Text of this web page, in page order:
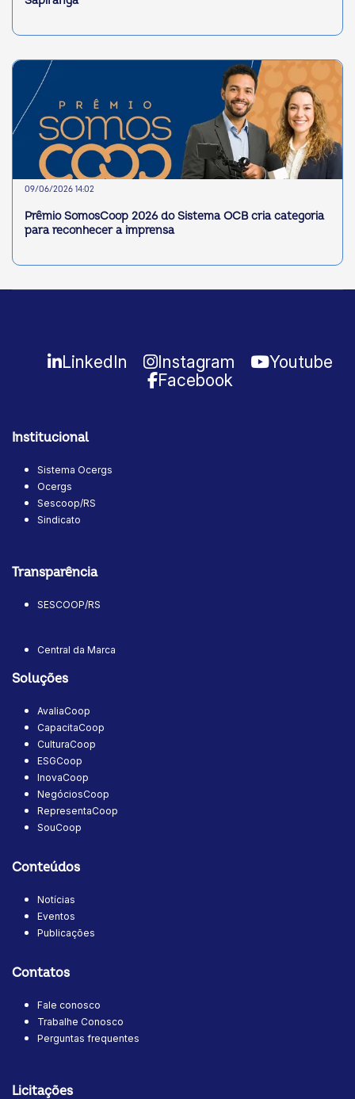
09/06/2026 14:02
Prêmio SomosCoop 2026 do Sistema OCB cria categoria
para reconhecer a imprensa
LinkedIn Instagram
Youtube
Facebook
Institucional
Sistema Ocergs
Ocergs
Sescoop/RS
Sindicato
Transparência
SESCOOP/RS
Central da Marca
Soluções
AvaliaCoop
CapacitaCoop
CulturaCoop
ESGCoop
InovaCoop
NegóciosCoop
RepresentaCoop
SouCoop
Conteúdos
Notícias
Eventos
Publicações
Contatos
Fale conosco
Trabalhe Conosco
Perguntas frequentes
Licitações